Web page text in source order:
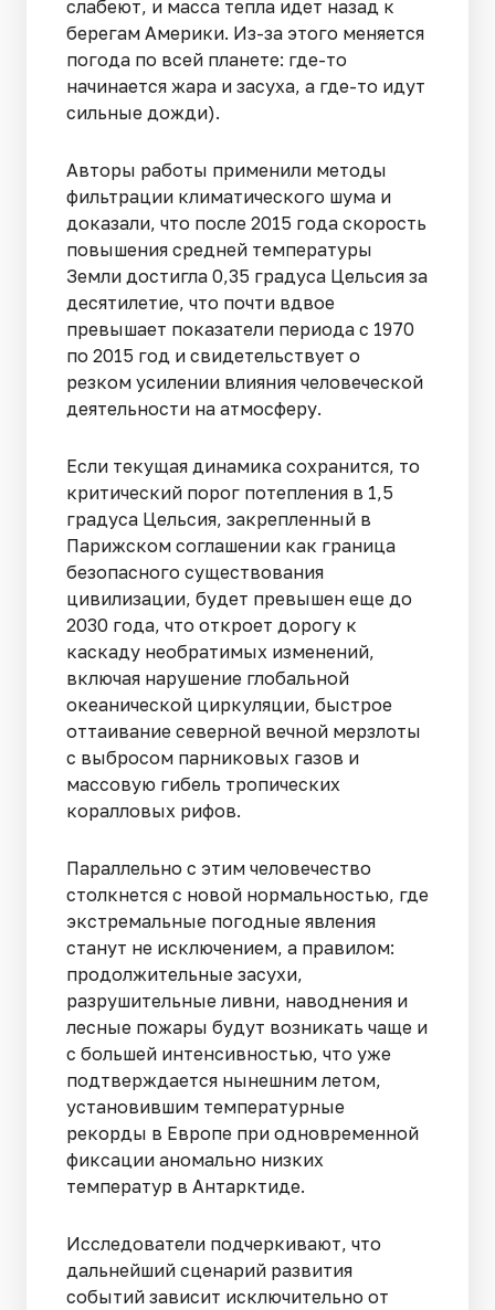
слабеют, и масса тепла идет назад к
берегам Америки. Из-за этого меняется
погода по всей планете: где-то
начинается жара и засуха, а где-то идут
сильные дожди).
Авторы работы применили методы
фильтрации климатического шума и
доказали, что после 2015 года скорость
повышения средней температуры
Земли достигла 0,35 градуса Цельсия за
десятилетие, что почти вдвое
превышает показатели периода с 1970
по 2015 год и свидетельствует о
резком усилении влияния человеческой
деятельности на атмосферу.
Если текущая динамика сохранится, то
критический порог потепления в 1,5
градуса Цельсия, закрепленный в
Парижском соглашении как граница
безопасного существования
цивилизации, будет превышен еще до
2030 года, что откроет дорогу к
каскаду необратимых изменений,
включая нарушение глобальной
океанической циркуляции, быстрое
оттаивание северной вечной мерзлоты
с выбросом парниковых газов и
массовую гибель тропических
коралловых рифов.
Параллельно с этим человечество
столкнется с новой нормальностью, где
экстремальные погодные явления
станут не исключением, а правилом:
продолжительные засухи,
разрушительные ливни, наводнения и
лесные пожары будут возникать чаще и
с большей интенсивностью, что уже
подтверждается нынешним летом,
установившим температурные
рекорды в Европе при одновременной
фиксации аномально низких
температур в Антарктиде.
Исследователи подчеркивают, что
дальнейший сценарий развития
событий зависит исключительно от